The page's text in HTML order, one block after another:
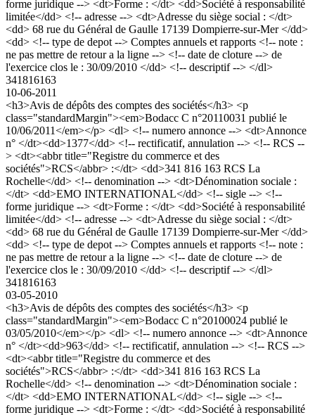
forme juridique --> <dt>Forme : </dt> <dd>Société à responsabilité
limitée</dd> <!-- adresse --> <dt>Adresse du siège social : </dt>
<dd> 68 rue du Général de Gaulle 17139 Dompierre-sur-Mer </dd>
<dd> <!-- type de depot --> Comptes annuels et rapports <!-- note :
ne pas mettre de retour a la ligne --> <!-- date de cloture --> de
l'exercice clos le : 30/09/2010 </dd> <!-- descriptif --> </dl>
341816163
10-06-2011
<h3>Avis de dépôts des comptes des sociétés</h3> <p
class="standardMargin"><em>Bodacc C n°20110031 publié le
10/06/2011</em></p> <dl> <!-- numero annonce --> <dt>Annonce
n° </dt><dd>1377</dd> <!-- rectificatif, annulation --> <!-- RCS --
> <dt><abbr title="Registre du commerce et des
sociétés">RCS</abbr> :</dt> <dd>341 816 163 RCS La
Rochelle</dd> <!-- denomination --> <dt>Dénomination sociale :
</dt> <dd>EMO INTERNATIONAL</dd> <!-- sigle --> <!--
forme juridique --> <dt>Forme : </dt> <dd>Société à responsabilité
limitée</dd> <!-- adresse --> <dt>Adresse du siège social : </dt>
<dd> 68 rue du Général de Gaulle 17139 Dompierre-sur-Mer </dd>
<dd> <!-- type de depot --> Comptes annuels et rapports <!-- note :
ne pas mettre de retour a la ligne --> <!-- date de cloture --> de
l'exercice clos le : 30/09/2010 </dd> <!-- descriptif --> </dl>
341816163
03-05-2010
<h3>Avis de dépôts des comptes des sociétés</h3> <p
class="standardMargin"><em>Bodacc C n°20100024 publié le
03/05/2010</em></p> <dl> <!-- numero annonce --> <dt>Annonce
n° </dt><dd>963</dd> <!-- rectificatif, annulation --> <!-- RCS -->
<dt><abbr title="Registre du commerce et des
sociétés">RCS</abbr> :</dt> <dd>341 816 163 RCS La
Rochelle</dd> <!-- denomination --> <dt>Dénomination sociale :
</dt> <dd>EMO INTERNATIONAL</dd> <!-- sigle --> <!--
forme juridique --> <dt>Forme : </dt> <dd>Société à responsabilité